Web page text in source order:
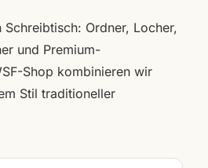
Ordner, Locher,
und Premium-
Shop kombinieren wir
Stil traditioneller